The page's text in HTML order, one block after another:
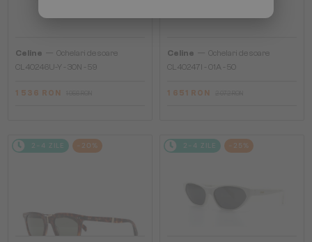
Celine
Ochelari de soare
CL40246U-Y - 30N - 59
1 536 RON
Celine
Ochelari de soare
CL40247I - 01A - 50
1 651 RON
2-4 ZILE -20% 2-4 ZILE -25%